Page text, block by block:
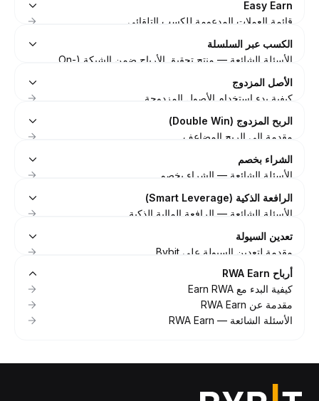
Easy Earn
قائمة العملات المدعومة للكسب التلقائي
الأسئلة الشائعة — الربح السهل
كيفية البدء مع الربح السهل
المُبسَّطة Easy Earn المرنة (شرح رمز BYUSDT المميز)
الكسب عبر السلسلة
الأسئلة الشائعة — منتج تحقيق الأرباح ضمن الشبكة (On-
chain Earn)
الأصل المزدوج
كيفية بدء استخدام الأصول المزدوجة
الأسئلة الشائعة — الأصول المزدوجة
مقدمة عن الأصول المزدوجة
الربح المزدوج (Double Win)
مقدمة إلى الربح المضاعف
كيف تبدأ مع الربح المضاعف
الأسئلة الشائعة — الربح المضاعف
الشراء بخصم
الأسئلة الشائعة — الشراء بخصم
مقدمة إلى الشراء بخصم
كيفية البدء في الشراء بخصم
الرافعة الذكية (Smart Leverage)
الأسئلة الشائعة — الرافعة المالية الذكية
تعدين السيولة
مقدمة لتعدين السيولة على Bybit
الأسئلة الشائعة — تعدين السيولة
أرباح RWA Earn
كيفية البدء مع Earn RWA
مقدمة عن RWA Earn
الأسئلة الشائعة — RWA Earn